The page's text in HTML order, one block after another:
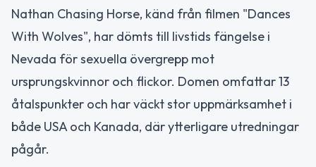
Nathan Chasing Horse, känd från filmen "Dances
With Wolves", har dömts till livstids fängelse i
Nevada för sexuella övergrepp mot
ursprungskvinnor och flickor. Domen omfattar 13
åtalspunkter och har väckt stor uppmärksamhet i
både USA och Kanada, där ytterligare utredningar
pågår.